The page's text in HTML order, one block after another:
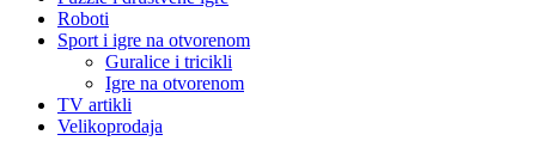
Roboti
Sport i igre na otvorenom
Guralice i tricikli
Igre na otvorenom
TV artikli
Velikoprodaja